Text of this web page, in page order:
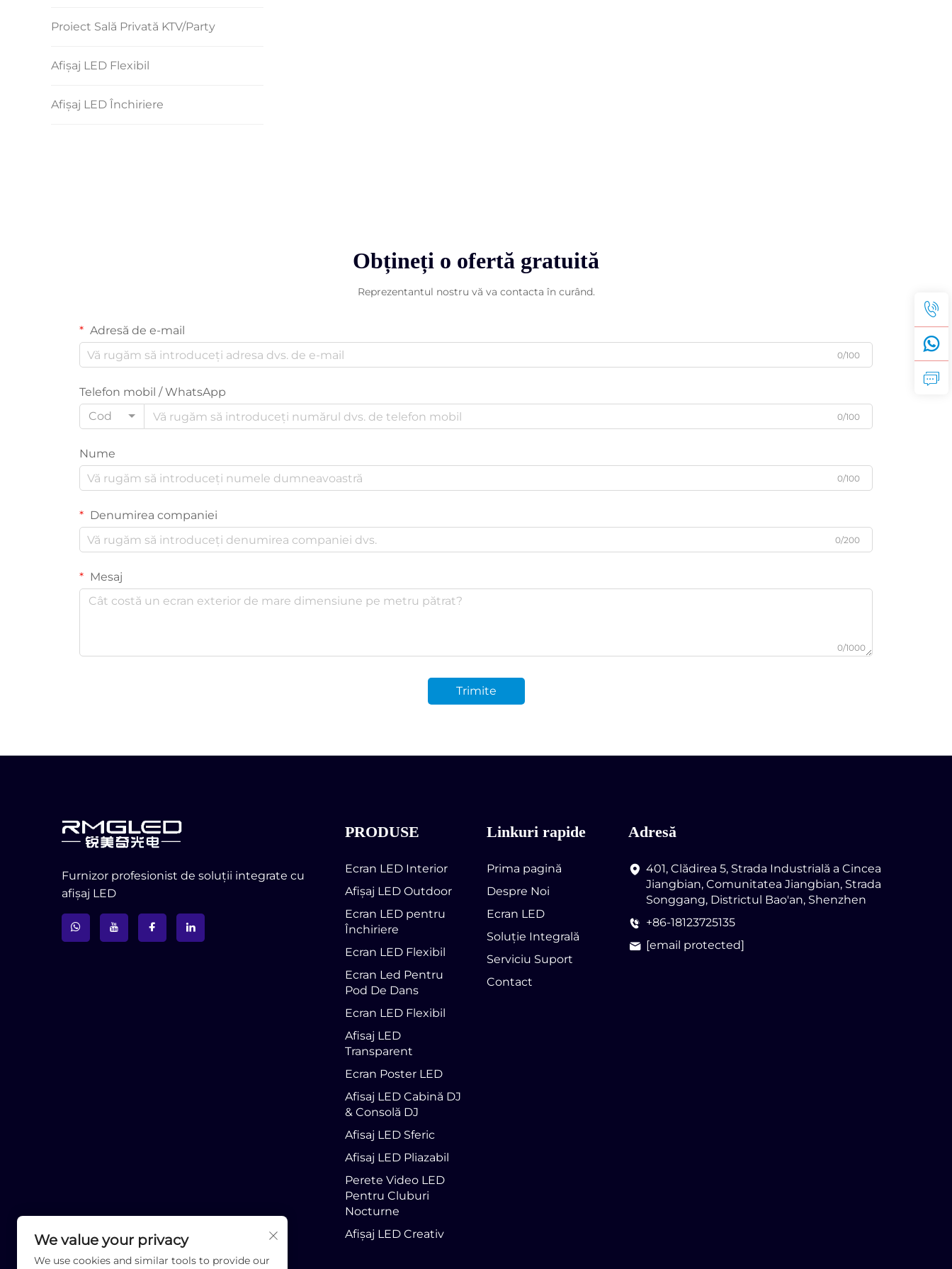
Proiect Sală Privată KTV/party
Afișaj LED Flexibil
Afișaj LED Închiriere
Obțineți o ofertă gratuită
Reprezentantul nostru vă va contacta în curând.
Adresă de e-mail
0/100
Telefon mobil / WhatsApp
Cod
0/100
Nume
0/100
Denumirea companiei
0/200
Mesaj
0/1000
Trimite
Furnizor profesionist de soluții integrate cu
afișaj LED
PRODUSE
Ecran LED Interior
Afișaj LED Outdoor
Ecran LED pentru
Închiriere
Ecran LED Flexibil
Ecran Led Pentru
Pod De Dans
Ecran LED Flexibil
Afisaj LED
Transparent
Ecran Poster LED
Afisaj LED Cabină DJ
& Consolă DJ
Afisaj LED Sferic
Afisaj LED Pliazabil
Perete Video LED
Pentru Cluburi
Nocturne
Afișaj LED Creativ
Linkuri rapide
Prima pagină
Despre Noi
Ecran LED
Soluție Integrală
Serviciu Suport
Contact
Adresă
401, Clădirea 5, Strada Industrială a Cincea
Jiangbian, Comunitatea Jiangbian, Strada
Songgang, Districtul Bao'an, Shenzhen
+86-18123725135
[email protected]
We value your privacy
We use cookies and similar tools to provide our